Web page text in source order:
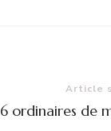
Article
6 ordinaires de